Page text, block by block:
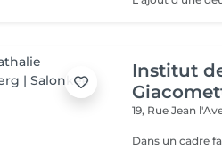
Institut
19, Rue Jean
Dans un cadre